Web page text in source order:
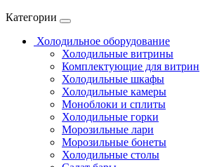
Категории
Холодильное оборудование
Холодильные витрины
Комплектующие для витрин
Холодильные шкафы
Холодильные камеры
Моноблоки и сплиты
Холодильные горки
Морозильные лари
Морозильные бонеты
Холодильные столы